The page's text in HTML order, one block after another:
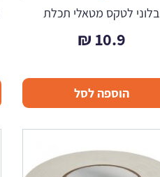
בלוני לטקס מטאלי תכלת
10.9
₪
הוספה לסל